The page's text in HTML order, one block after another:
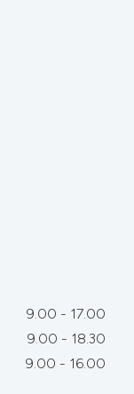
9.00 - 17.00
9.00 - 18.30
9.00 - 16.00